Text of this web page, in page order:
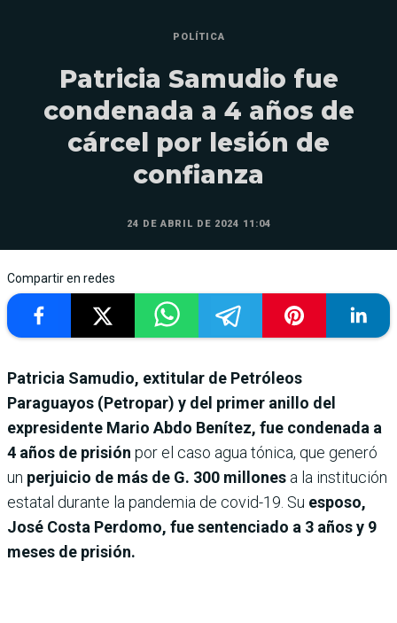
POLÍTICA
Patricia Samudio fue
condenada a 4 años de
cárcel por lesión de
confianza
24 DE ABRIL DE 2024 11:04
Compartir en redes
Patricia Samudio, extitular de Petróleos
Paraguayos (Petropar) y del primer anillo del
expresidente Mario Abdo Benítez, fue condenada a
4 años de prisión por el caso agua tónica, que generó
un perjuicio de más de G. 300 millones a la institución
estatal durante la pandemia de covid-19. Su esposo,
José Costa Perdomo, fue sentenciado a 3 años y 9
meses de prisión.